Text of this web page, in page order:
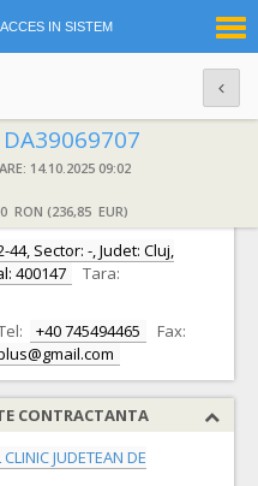
ACCES IN SISTEM
DA39069707
14.10.2025 09:02
RON (236,85 EUR)
CIF:
29200716
Sector: -, Judet: Cluj,
400147
Tara:
+40 745494465
Fax:
CONTRACTANTA
JUDETEAN DE